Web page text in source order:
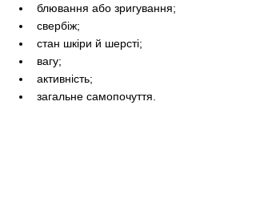
блювання або зригування;
свербіж;
стан шкіри й шерсті;
вагу;
активність;
загальне самопочуття.